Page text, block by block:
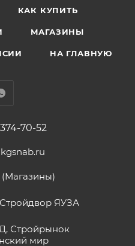
КАК КУПИТЬ
МАГАЗИНЫ
НА ГЛАВНУЮ
70-52
ЯУЗА
Стройрынок
мир